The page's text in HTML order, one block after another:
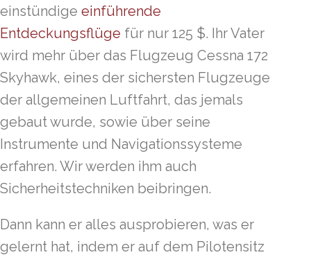
einstündige einführende
Entdeckungsflüge für nur 125 $. Ihr Vater
wird mehr über das Flugzeug Cessna 172
Skyhawk, eines der sichersten Flugzeuge
der allgemeinen Luftfahrt, das jemals
gebaut wurde, sowie über seine
Instrumente und Navigationssysteme
erfahren. Wir werden ihm auch
Sicherheitstechniken beibringen.
Dann kann er alles ausprobieren, was er
gelernt hat, indem er auf dem Pilotensitz